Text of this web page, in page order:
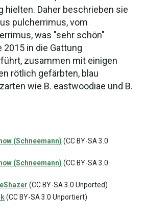
hielten. Daher beschrieben sie
pulcherrimus, vom
was "sehr schön"
2015 in die Gattung
zusammen mit einigen
rötlich gefärbten, blau
wie B. eastwoodiae und B.
(Schneemann) (CC BY-SA 3.0
(Schneemann) (CC BY-SA 3.0
(CC BY-SA 3.0 Unported)
(CC BY-SA 3.0 Unportiert)